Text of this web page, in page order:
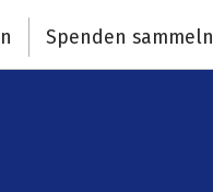
Spenden sammeln